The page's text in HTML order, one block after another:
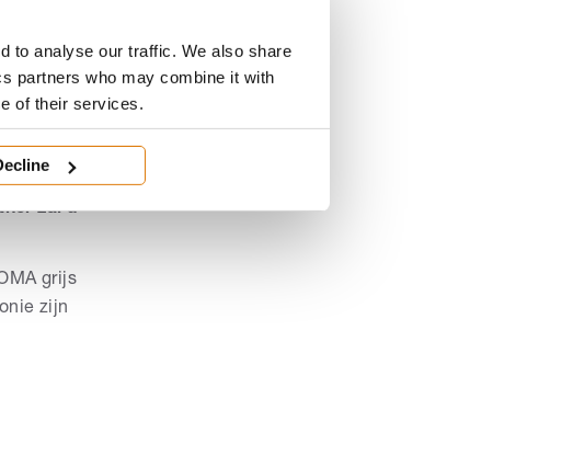
to analyse our traffic. We also share
partners who may combine it with
of their services.
je
ROMA
zal u
grijs
zijn